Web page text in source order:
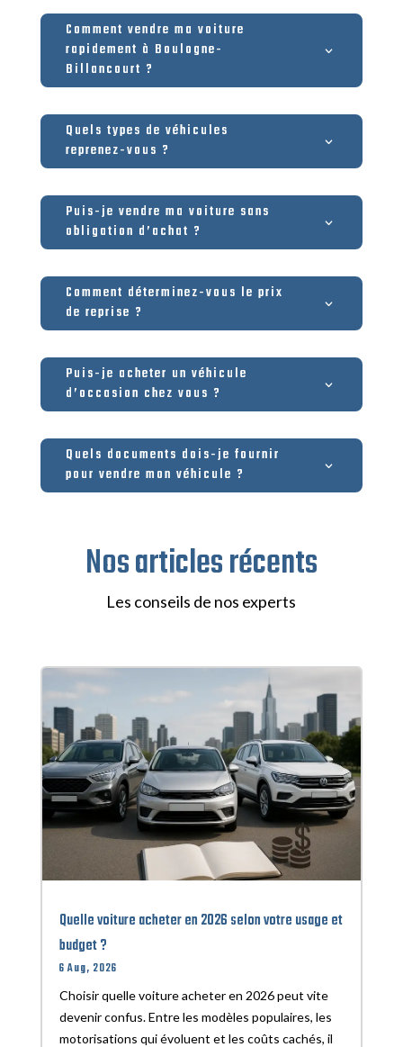
Comment vendre ma voiture
rapidement à Boulogne-
Billancourt ?
Quels types de véhicules
reprenez-vous ?
Puis-je vendre ma voiture sans
obligation d’achat ?
Comment déterminez-vous le prix
de reprise ?
Puis-je acheter un véhicule
d’occasion chez vous ?
Quels documents dois-je fournir
pour vendre mon véhicule ?
Nos articles récents
Les conseils de nos experts
Quelle voiture acheter en 2026 selon votre usage et
budget ?
6 Aug, 2026
Choisir quelle voiture acheter en 2026 peut vite
devenir confus. Entre les modèles populaires, les
motorisations qui évoluent et les coûts cachés, il